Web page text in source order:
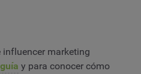
influencer marketing
y para conocer cómo